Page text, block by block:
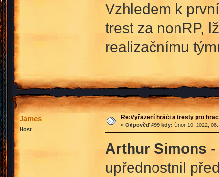
Vzhledem k
trest za nonRP,
realizačnímu
James
Host
Re:Vyřazení hráči a tresty pro
« Odpověď #99 kdy: Únor 10, 2022,
Arthur Simons -
upřednostnil